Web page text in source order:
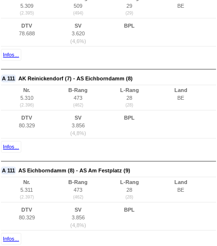
5.309
(2.395)
509
(494)
29
(29)
BE
DTV
78.688
SV
3.620
(4,6%)
BPL
Infos...
A 111 AK Reinickendorf (7) - AS Eichborndamm (8)
Nr.
5.310
(2.396)
B-Rang
473
(462)
L-Rang
28
(28)
Land
BE
DTV
80.329
SV
3.856
(4,8%)
BPL
Infos...
A 111 AS Eichborndamm (8) - AS Am Festplatz (9)
Nr.
5.311
(2.397)
B-Rang
473
(462)
L-Rang
28
(28)
Land
BE
DTV
80.329
SV
3.856
(4,8%)
BPL
Infos...